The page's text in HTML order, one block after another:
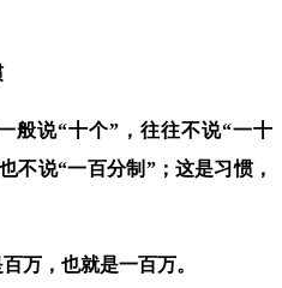
般说“十个” ，往往不说“一十
不说“一百分制 ”；这是习惯，
万，也就是一百万。